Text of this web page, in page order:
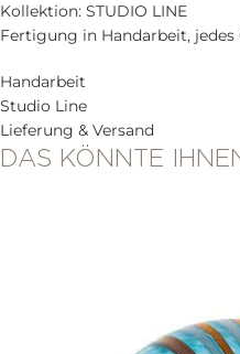
Kollektion: STUDIO LINE
Fertigung in Handarbeit,
Handarbeit
Studio Line
Lieferung & Versand
DAS KÖNNTE